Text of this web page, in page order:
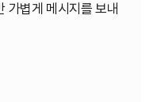
가볍게 메시지를 보내